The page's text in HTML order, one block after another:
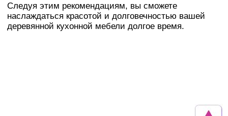
Следуя этим рекомендациям, вы сможете
наслаждаться красотой и долговечностью вашей
деревянной кухонной мебели долгое время.